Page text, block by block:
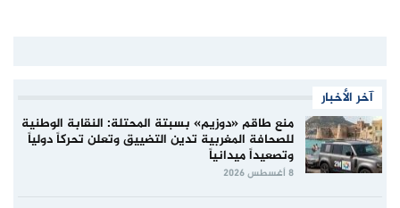
آخر الأخبار
منع طاقم «دوزيم» بسبتة المحتلة: النقابة الوطنية
للصحافة المغربية تدين التضييق وتعلن تحركاً دولياً
وتصعيداً ميدانياً
8 أغسطس 2026